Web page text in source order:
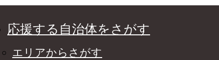
応援する自治体をさがす
エリアからさがす